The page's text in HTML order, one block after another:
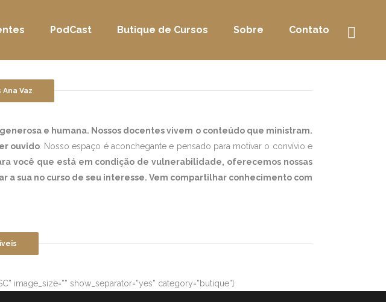
PodCast Butique de Cursos Sobre Contato
Vaz
e humana. Nossos docentes vivem o conteúdo que ministram.
ouvido. Nosso espaço é aconchegante e pensado para motivar o convívio e
você que está em condição de vulnerabilidade, oferecemos nossas
sua no curso de seu interesse. Vem compartilhar conhecimento com
image_size=”” show_separator=”yes” category=”butique”]